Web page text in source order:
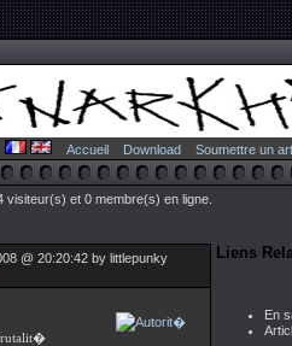
Accueil Download Soumettre un
visiteur(s) et 0 membre(s) en ligne.
@ 20:20:42 by littlepunky
Liens
En